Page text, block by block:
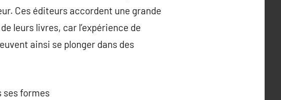
Ces éditeurs accordent une grande
leurs livres, car l’expérience de
ainsi se plonger dans des
ses formes